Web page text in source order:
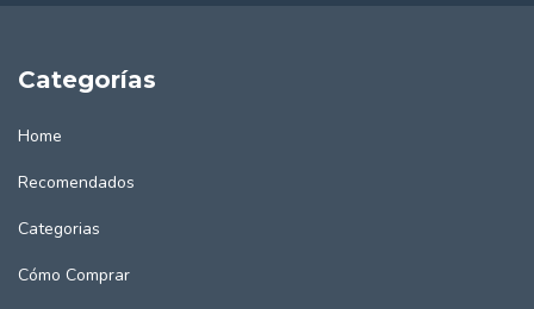
Categorías
Home
Recomendados
Categorias
Cómo Comprar